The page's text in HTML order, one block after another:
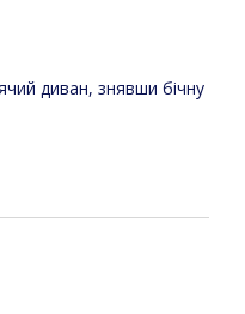
диван, знявши бічну